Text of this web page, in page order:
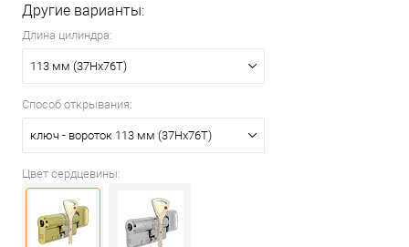
Другие варианты:
Длина цилиндра:
113 мм (37Hx76T)
Способ открывания:
ключ - вороток 113 мм (37Hx76T)
Цвет сердцевины: